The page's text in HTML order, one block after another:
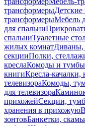
трансформеры
трансформерыМебель
для спальни
спальниТуалетные
жилых комнатДиваны,
секцииПолки,
креслаКомоды и тумбы
книгиКресла-качалки,
телевизораКомоды,
для телевизора
прихожейСекции,
хранения в прихожую
зонтовБанкетки,